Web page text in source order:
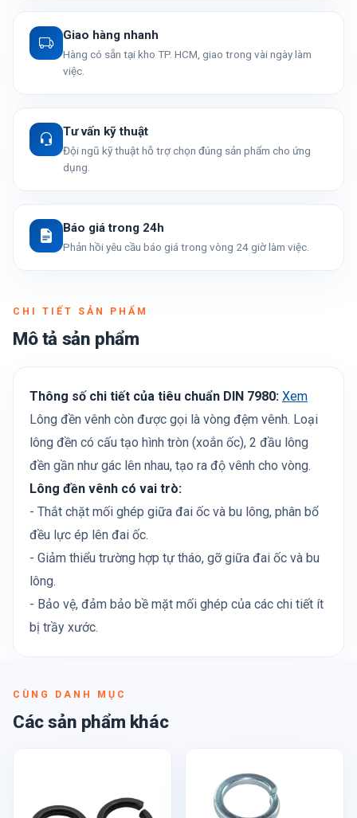
Giao hàng nhanh
Hàng có sẵn tại kho TP. HCM, giao trong vài ngày làm
việc.
Tư vấn kỹ thuật
Đội ngũ kỹ thuật hỗ trợ chọn đúng sản phẩm cho ứng
dụng.
Báo giá trong 24h
Phản hồi yêu cầu báo giá trong vòng 24 giờ làm việc.
CHI TIẾT SẢN PHẨM
Mô tả sản phẩm
Thông số chi tiết của tiêu chuẩn DIN 7980: Xem
Lông đền vênh còn được gọi là vòng đệm vênh. Loại
lông đền có cấu tạo hình tròn (xoắn ốc), 2 đầu lông
đền gần như gác lên nhau, tạo ra độ vênh cho vòng.
Lông đền vênh có vai trò:
- Thắt chặt mối ghép giữa đai ốc và bu lông, phân bổ
đều lực ép lên đai ốc.
- Giảm thiểu trường hợp tự tháo, gỡ giữa đai ốc và bu
lông.
- Bảo vệ, đảm bảo bề mặt mối ghép của các chi tiết ít
bị trầy xước.
CÙNG DANH MỤC
Các sản phẩm khác